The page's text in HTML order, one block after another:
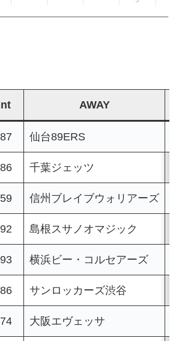
AWAY
仙台89ERS
千葉ジェッツ
信州ブレイブウォリアーズ
島根スサノオマジック
横浜ビー・コルセアーズ
サンロッカーズ渋谷
大阪エヴェッサ